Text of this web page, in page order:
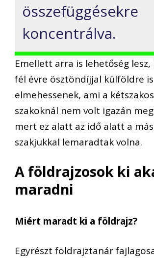
összefüggésekre
koncentrálva.
Emellett arra is lehetőség lesz,
fél évre ösztöndíjjal külföldre is
elmehessenek, ami a
szakoknál nem volt igazán
mert ez alatt az idő alatt a
szakjukkal lemaradtak volna.
A földrajzosok ki
maradni
Miért maradt ki a földrajz?
Egyrészt földrajztanár